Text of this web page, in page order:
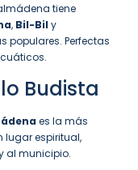
tiene
, Bil-Bil y
populares. Perfectas
Budista
es la más
lugar espiritual,
al municipio.